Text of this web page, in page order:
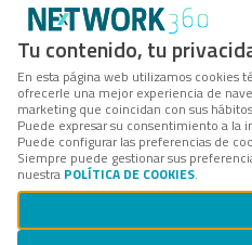
Tu contenido, tu
En esta página web utilizamos cookies
ofrecerle una mejor experiencia de
marketing que coincidan con sus
Puede expresar su consentimiento a la
Puede configurar las preferencias de
Siempre puede gestionar sus
nuestra POLÍTICA DE COOKIES.